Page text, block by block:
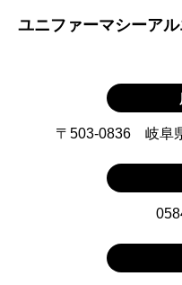
ユニファーマシーア
〒503-0836 岐阜